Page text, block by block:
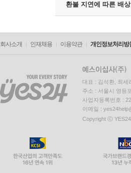
환불 지연에 따른 배상
회사소개 인재채용 이용약관 개인정보처리방
대표 : 김석환, 최세
주소 : 서울시 영등
사업자등록번호 :
이메일 :
Copyright ⓒ